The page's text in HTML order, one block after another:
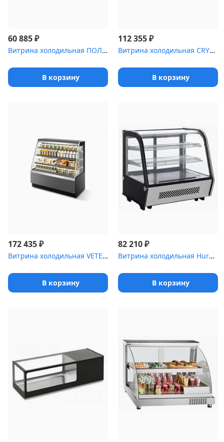
60 885₽
Витрина холодильная ПОЛЮС Carboma ,0 XL [ВХСв-1]
В корзину
112 355₽
Витрина холодильная CRYSPI ВПС Sonata Q 1200 [(RAL 7016)]
В корзину
172 435₽
Витрина холодильная VETE KUB OF 90
В корзину
82 210₽
Витрина холодильная Hurakan [HKN-LPD120]
В корзину